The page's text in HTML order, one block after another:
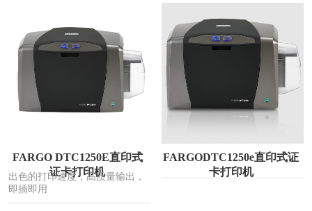
FARGO DTC1250E直印式
证卡打印机
出色的打印速度，高质量输出，
即插即用
FARGODTC1250e直印式证
卡打印机